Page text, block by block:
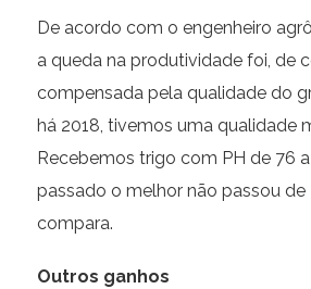
De acordo com o engenheiro
a queda na produtividade foi, de
compensada pela qualidade do
há 2018, tivemos uma qualidade
Recebemos trigo com PH de 76
passado o melhor não passou de
compara.
Outros ganhos